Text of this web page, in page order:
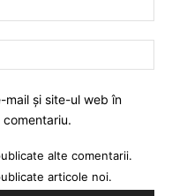
mail și site-ul web în
alte comentarii.
articole noi.